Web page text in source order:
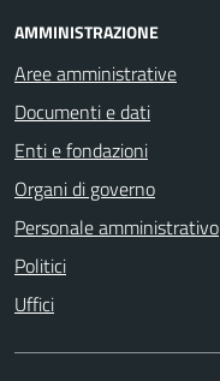
AMMINISTRAZIONE
Aree amministrative
Documenti e dati
Enti e fondazioni
Organi di governo
Personale amministrativo
Politici
Uffici